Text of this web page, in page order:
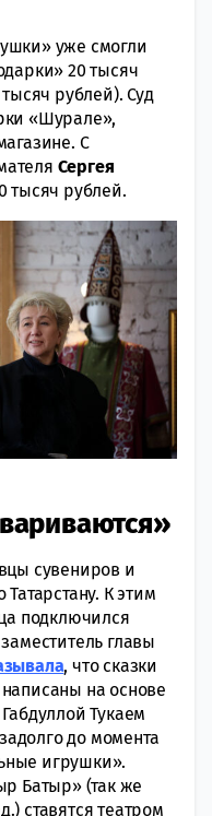
уже смогли
20 тысяч
рублей). Суд
«Шурале»,
С
Сергея
тысяч рублей.
сувениров и
К этим
подключился
главы
, что сказки
на основе
Тукаем
до момента
игрушки».
Батыр» (так же
ставятся театром